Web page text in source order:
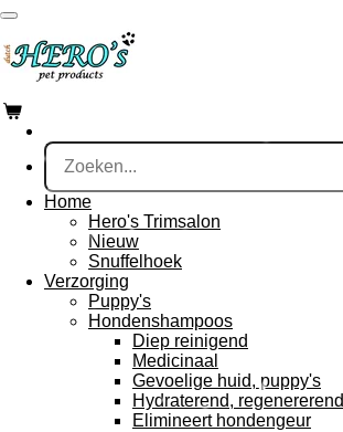
Ga
direct
naar
Home
Hero's Trimsalon
Nieuw
Snuffelhoek
Verzorging
Puppy's
Hondenshampoos
Diep reinigend
Medicinaal
Gevoelige huid, puppy's
Hydraterend, regenererend
Elimineert hondengeur